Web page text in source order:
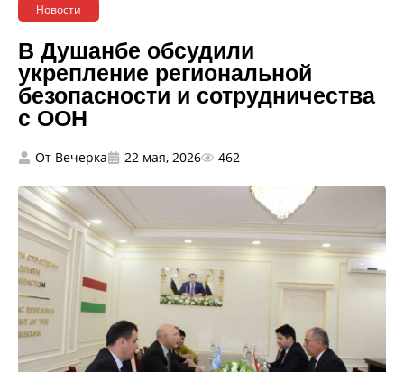
Новости
В Душанбе обсудили
укрепление региональной
безопасности и сотрудничества
с ООН
От Вечерка 22 мая, 2026 462